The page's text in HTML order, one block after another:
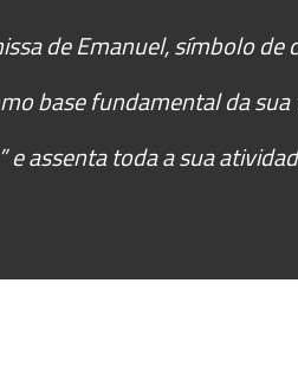
de Emanuel, símbolo
base fundamental da
e assenta toda a sua